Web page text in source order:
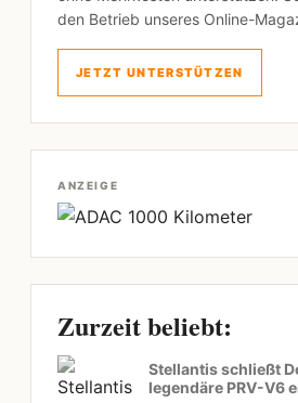
den Betrieb unseres Online-
JETZT UNTERSTÜTZEN
ANZEIGE
Zurzeit beliebt:
Stellantis schließt
legendäre PRV-V6